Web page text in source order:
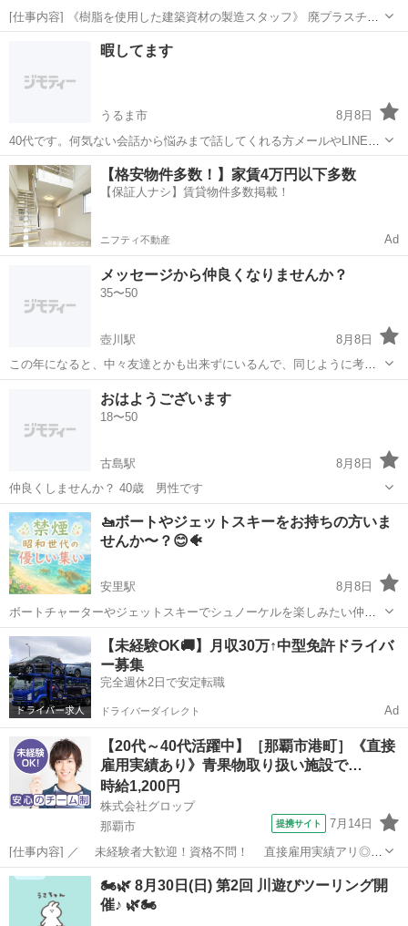
[仕事内容] 《樹脂を使用した建築資材の製造スタッフ》 廃プラスチッ
クを再利用し、建築資材の製造・開発を行う会社です。 環境にやさし
いモノづくりを通して、資源循環と地域社会への貢献に取り組んでい
うるま市 仕分け
暇してます
うるま市
8月8日
40代です。何気ない会話から悩みまで話してくれる方メールやLINEで
話しませんか？
沖縄 うるま市 その他
【格安物件多数！】家賃4万円以下多数
【保証人ナシ】賃貸物件多数掲載！
ニフティ不動産 Ad
メッセージから仲良くなりませんか？
35〜50
壺川駅
8月8日
この年になると、中々友達とかも出来ずにいるんで、同じように考え
を持った人と仲良くなりたいと思うんでメッセージから初めてみませ
んか？ ちょっと考えが似た感じの方と仲良くなりたいんで、質問に答
えてもらいたいです。 ①職場...
壺川駅 その他
おはようございます
18〜50
古島駅
8月8日
仲良くしませんか？ 40歳 男性です
沖縄 那覇市 古島駅 友達 40歳
🚤ボートやジェットスキーをお持ちの方いま
せんか〜？😊🐠
安里駅
8月8日
ボートチャーターやジェットスキーでシュノーケルを楽しみたい仲間
がおり、ボートをお持ちの方や、一緒に海遊びできる仲間を探してい
ます🏝️✨ 行き先は、水納島🌴、慶良間諸島🐢、チービシ諸島🐠などを
考えています😊 スキンダイビン...
沖縄 那覇市 安里駅 その他 ボート
【未経験OK🚚】月収30万↑中型免許ドライバ
ー募集
完全週休2日で安定転職
ドライバーダイレクト Ad
【20代～40代活躍中】［那覇市港町］《直接
雇用実績あり》青果物取り扱い施設で…
時給1,200円
株式会社グロップ
那覇市
提携サイト 7月14日
[仕事内容] ／ 未経験者大歓迎！資格不問！ 直接雇用実績アリ◎
働きながらキャリアアップも目指せます！ ＼ 【施設内での青果や野
菜の入出荷業務】 《仕事内容》 （雇入れ直後） 協同組合の青果・野
菜等の取り扱い施設...
沖縄 那覇市 工場
🏍️🌿 8月30日(日) 第2回 川遊びツーリング開
催♪ 🌿🏍️